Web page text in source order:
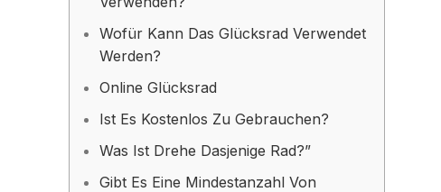
Wofür Kann Das Glücksrad Verwendet
Werden?
Online Glücksrad
Ist Es Kostenlos Zu Gebrauchen?
Was Ist Drehe Dasjenige Rad?”
Gibt Es Eine Mindestanzahl Von